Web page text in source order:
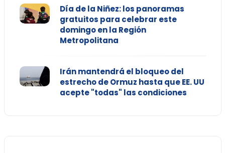
Día de la Niñez: los panoramas
gratuitos para celebrar este
domingo en la Región
Metropolitana
Irán mantendrá el bloqueo del
estrecho de Ormuz hasta que EE. UU
acepte "todas" las condiciones